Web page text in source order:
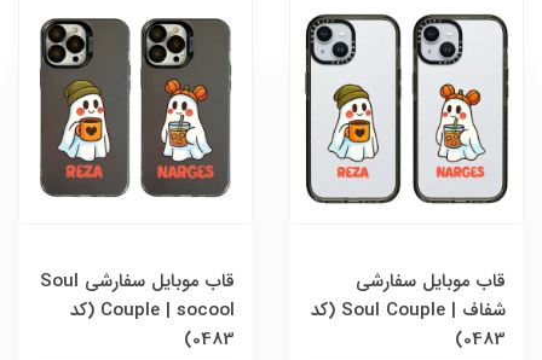
قاب موبایل سفارشی
شفاف | Soul Couple (کد
0483)
قاب موبایل سفارشی Soul
Couple | socool (کد
0483)